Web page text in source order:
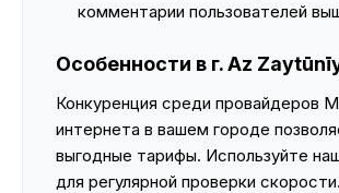
комментарии пользователей
Особенности в г. Az
Конкуренция среди провайдеров
интернета в вашем городе
выгодные тарифы. Используйте
для регулярной проверки скорости.